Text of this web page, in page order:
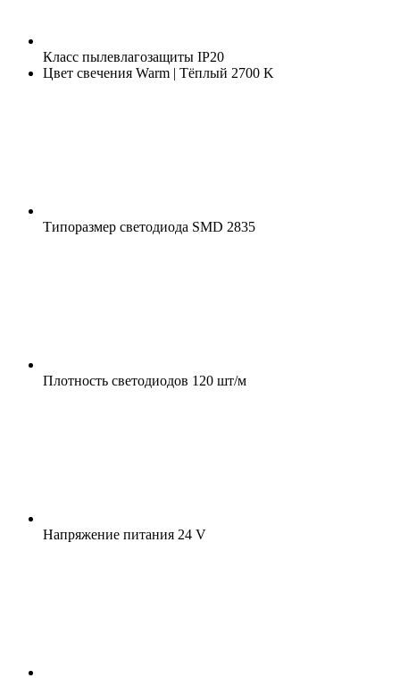
Класс пылевлагозащиты IP20
Цвет свечения Warm | Тёплый 2700 K
Типоразмер светодиода SMD 2835
Плотность светодиодов 120 шт/м
Напряжение питания 24 V